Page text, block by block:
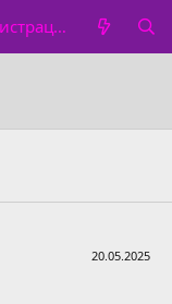
Регистрация
20.05.2025